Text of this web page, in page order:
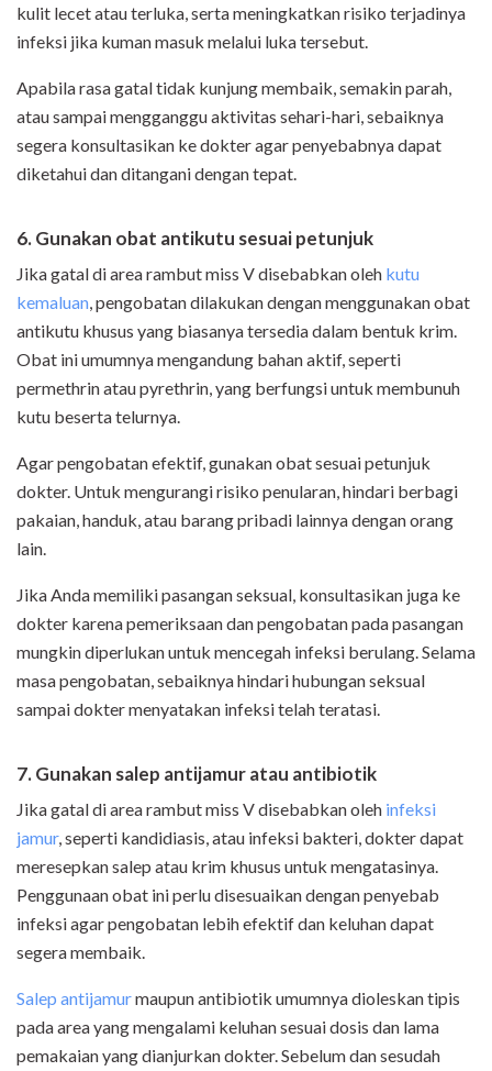
kulit lecet atau terluka, serta meningkatkan risiko terjadinya
infeksi jika kuman masuk melalui luka tersebut.
Apabila rasa gatal tidak kunjung membaik, semakin parah,
atau sampai mengganggu aktivitas sehari-hari, sebaiknya
segera konsultasikan ke dokter agar penyebabnya dapat
diketahui dan ditangani dengan tepat.
6. Gunakan obat antikutu sesuai petunjuk
Jika gatal di area rambut miss V disebabkan oleh kutu
kemaluan , pengobatan dilakukan dengan menggunakan obat
antikutu khusus yang biasanya tersedia dalam bentuk krim.
Obat ini umumnya mengandung bahan aktif, seperti
permethrin atau pyrethrin, yang berfungsi untuk membunuh
kutu beserta telurnya.
Agar pengobatan efektif, gunakan obat sesuai petunjuk
dokter. Untuk mengurangi risiko penularan, hindari berbagi
pakaian, handuk, atau barang pribadi lainnya dengan orang
lain.
Jika Anda memiliki pasangan seksual, konsultasikan juga ke
dokter karena pemeriksaan dan pengobatan pada pasangan
mungkin diperlukan untuk mencegah infeksi berulang. Selama
masa pengobatan, sebaiknya hindari hubungan seksual
sampai dokter menyatakan infeksi telah teratasi.
7. Gunakan salep antijamur atau antibiotik
Jika gatal di area rambut miss V disebabkan oleh infeksi
jamur, seperti kandidiasis, atau infeksi bakteri, dokter dapat
meresepkan salep atau krim khusus untuk mengatasinya.
Penggunaan obat ini perlu disesuaikan dengan penyebab
infeksi agar pengobatan lebih efektif dan keluhan dapat
segera membaik.
Salep antijamurmaupun antibiotik umumnya dioleskan tipis
pada area yang mengalami keluhan sesuai dosis dan lama
pemakaian yang dianjurkan dokter. Sebelum dan sesudah